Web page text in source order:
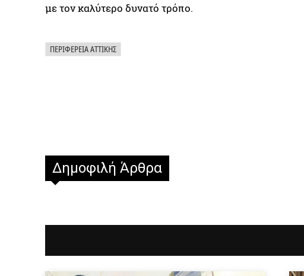
με τον καλύτερο δυνατό τρόπο.
ΠΕΡΙΦΈΡΕΙΑ ΑΤΤΙΚΉΣ
Δημοφιλή Άρθρα